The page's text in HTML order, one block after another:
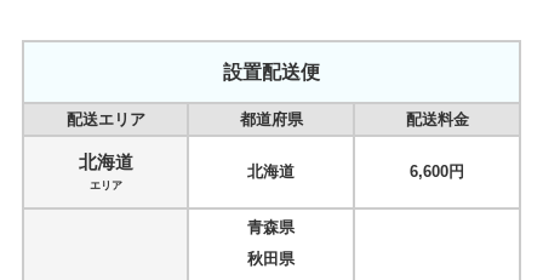
設置配送便
配送エリア 都道府県 配送料金
北海道
エリア
北海道 6,600円
青森県
秋田県